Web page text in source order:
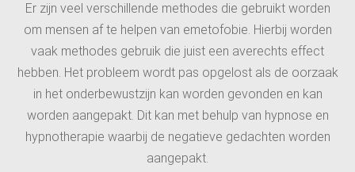
Er zijn veel verschillende methodes die gebruikt worden
om mensen af te helpen van emetofobie. Hierbij worden
vaak methodes gebruik die juist een averechts effect
hebben. Het probleem wordt pas opgelost als de oorzaak
in het onderbewustzijn kan worden gevonden en kan
worden aangepakt. Dit kan met behulp van hypnose en
hypnotherapie waarbij de negatieve gedachten worden
aangepakt.